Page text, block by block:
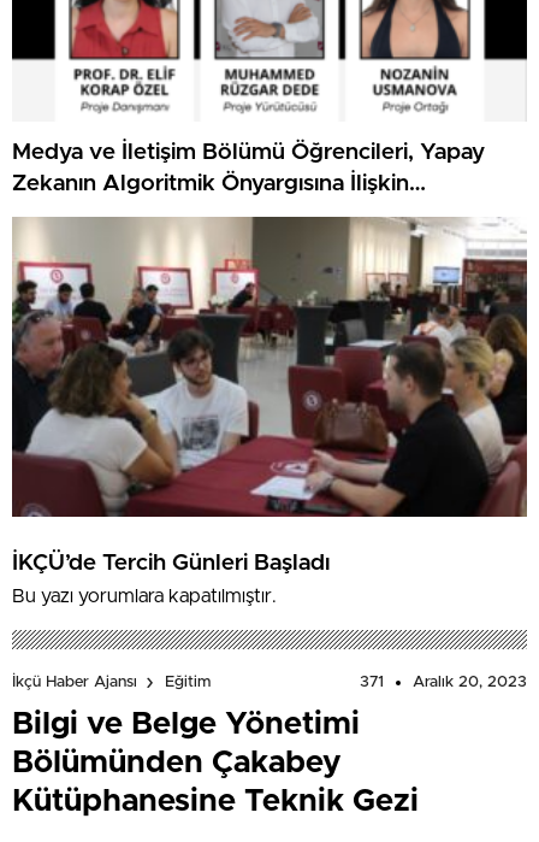
Medya ve İletişim Bölümü Öğrencileri, Yapay
Zekanın Algoritmik Önyargısına İlişkin
Farkındalık Düzeylerini Araştıracak
İKÇÜ’de Tercih Günleri Başladı
Bu yazı yorumlara kapatılmıştır.
İkçü Haber Ajansı Eğitim 371 Aralık 20, 2023
Bilgi ve Belge Yönetimi
Bölümünden Çakabey
Kütüphanesine Teknik Gezi